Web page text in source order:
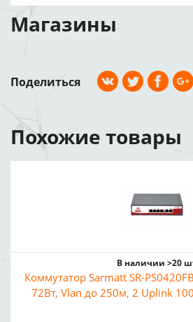
Магазины
Поделиться
Похожие товары
В наличии >20
Коммутатор Sarmatt SR-
72Вт, Vlan до 250м, 2 Uplink